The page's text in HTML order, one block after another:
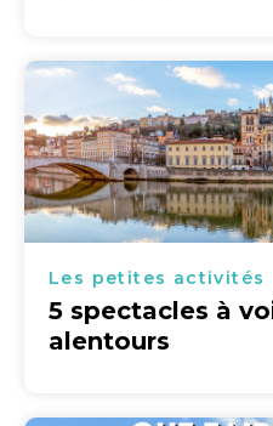
Les petites activités
5 spectacles à
alentours